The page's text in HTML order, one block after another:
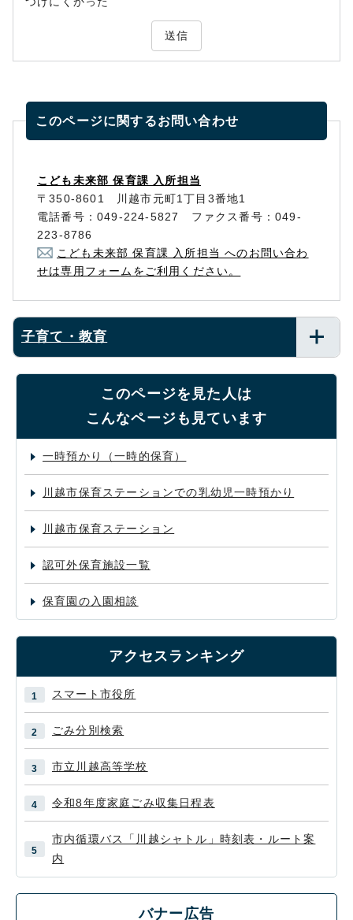
送信
このページに関するお問い合わせ
こども未来部 保育課 入所担当
〒350-8601 川越市元町1丁目3番地1
電話番号：049-224-5827 ファクス番号：049-
223-8786
こども未来部 保育課 入所担当 へのお問い合わ
せは専用フォームをご利用ください。
子育て・教育
このページを見た人は
こんなページも見ています
一時預かり（一時的保育）
川越市保育ステーションでの乳幼児一時預かり
川越市保育ステーション
認可外保育施設一覧
保育園の入園相談
アクセスランキング
スマート市役所
ごみ分別検索
市立川越高等学校
令和8年度家庭ごみ収集日程表
市内循環バス「川越シャトル」時刻表・ルート案
内
バナー広告